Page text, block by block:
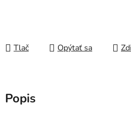
Tlač Opýtať sa
Popis